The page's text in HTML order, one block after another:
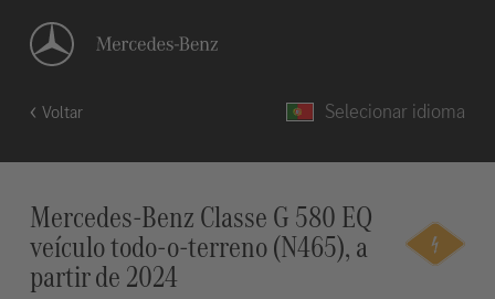
Voltar Selecionar idioma
Mercedes-Benz Classe G 580 EQ
veículo todo-o-terreno (N465), a
partir de 2024